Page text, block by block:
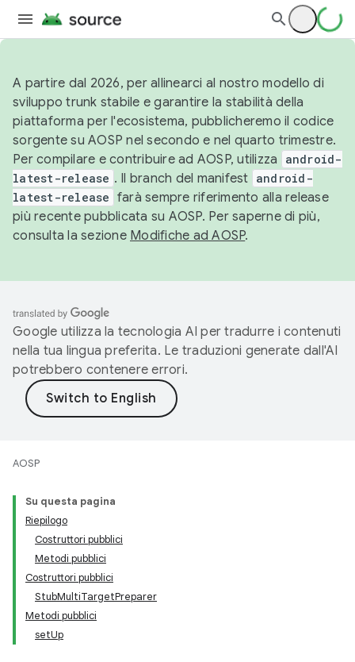
A partire dal 2026, per allinearci al nostro modello di
sviluppo trunk stabile e garantire la stabilità della
piattaforma per l'ecosistema, pubblicheremo il codice
sorgente su AOSP nel secondo e nel quarto trimestre.
Per compilare e contribuire ad AOSP, utilizza
android-
latest-release . Il branch del manifest android-
latest-release farà sempre riferimento alla release
più recente pubblicata su AOSP. Per saperne di più,
consulta la sezione Modifiche ad AOSP.
Google utilizza la tecnologia AI per tradurre i contenuti
nella tua lingua preferita. Le traduzioni generate dall'AI
potrebbero contenere errori.
AOSP
Su questa pagina
Riepilogo
Costruttori pubblici
Metodi pubblici
Costruttori pubblici
StubMultiTargetPreparer
Metodi pubblici
setUp